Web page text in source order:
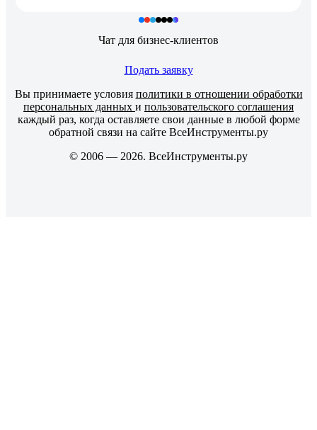
Чат для бизнес-клиентов
Подать заявку
Вы принимаете условия политики в отношении обработки
персональных данных и пользовательского соглашения
каждый раз, когда оставляете свои данные в любой форме
обратной связи на сайте ВсеИнструменты.ру
© 2006 — 2026. ВсеИнструменты.ру